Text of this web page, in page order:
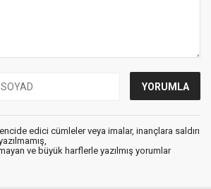
edici cümleler veya imalar, inançlara saldırı
ve büyük harflerle yazılmış yorumlar